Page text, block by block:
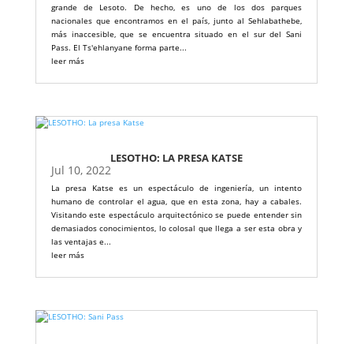
grande de Lesoto. De hecho, es uno de los dos parques
nacionales que encontramos en el país, junto al Sehlabathebe,
más inaccesible, que se encuentra situado en el sur del Sani
Pass. El Ts'ehlanyane forma parte...
leer más
LESOTHO: LA PRESA KATSE
Jul 10, 2022
La presa Katse es un espectáculo de ingeniería, un intento
humano de controlar el agua, que en esta zona, hay a cabales.
Visitando este espectáculo arquitectónico se puede entender sin
demasiados conocimientos, lo colosal que llega a ser esta obra y
las ventajas e...
leer más